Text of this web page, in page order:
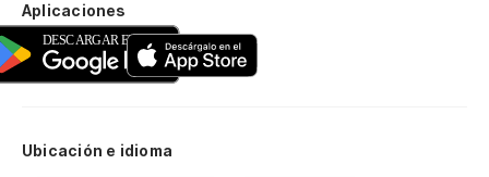
Aplicaciones
Ubicación e idioma